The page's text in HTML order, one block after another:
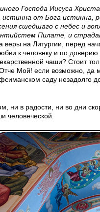
Господа Иисуса
от Бога истинна,
сшедшаго с небес и
Пилате, и
на Литургии, перед
к человеку и по
чаши? Стоит
Мой! если возможно, да
саду незадолго
ни в радости, ни во дни
человеческой.